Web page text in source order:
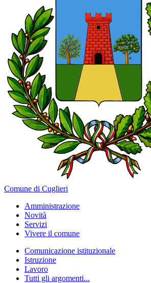
Comune di Cuglieri
Amministrazione
Novità
Servizi
Vivere il comune
Comunicazione istituzionale
Istruzione
Lavoro
Tutti gli argomenti...